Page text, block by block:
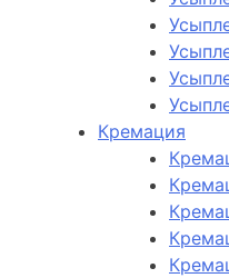
Кремация